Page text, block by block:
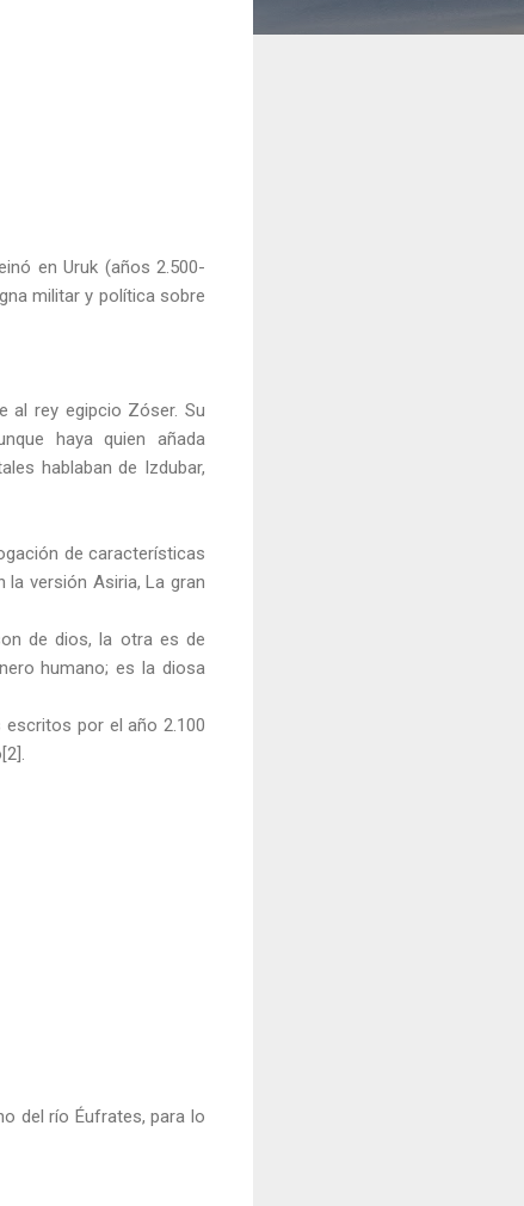
en Uruk (años 2.500-
militar y política sobre
al rey egipcio Zóser. Su
haya quien añada
hablaban de Izdubar,
de características
la versión Asiria, La gran
de dios, la otra es de
humano; es la diosa
escritos por el año 2.100
del río Éufrates, para lo